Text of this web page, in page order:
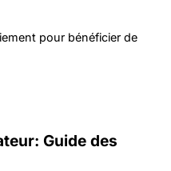
pour bénéficier de
Guide des